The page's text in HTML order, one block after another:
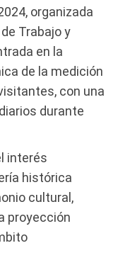
organizada
Trabajo y
en la
de la medición
con una
durante
interés
histórica
cultural,
proyección